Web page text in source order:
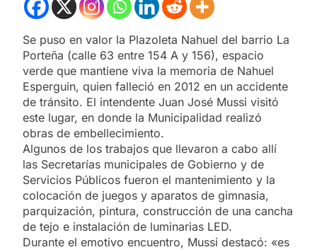
Se puso en valor la Plazoleta Nahuel del barrio La
Porteña (calle 63 entre 154 A y 156), espacio
verde que mantiene viva la memoria de Nahuel
Esperguin, quien falleció en 2012 en un accidente
de tránsito. El intendente Juan José Mussi visitó
este lugar, en donde la Municipalidad realizó
obras de embellecimiento.
Algunos de los trabajos que llevaron a cabo allí
las Secretarías municipales de Gobierno y de
Servicios Públicos fueron el mantenimiento y la
colocación de juegos y aparatos de gimnasia,
parquización, pintura, construcción de una cancha
de tejo e instalación de luminarias LED.
Durante el emotivo encuentro, Mussi destacó: «es